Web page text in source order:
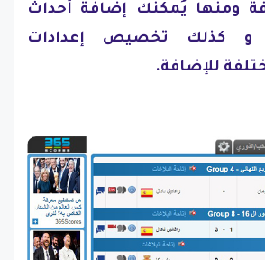
ومنها يُمكنك إضافة أحداث
و كذلك تخصيص إعدادات
للإضافة.